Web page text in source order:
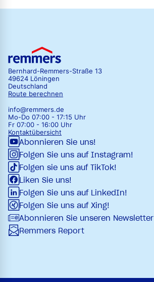
Bernhard-Remmers-Straße 13
49624 Löningen
Deutschland
Route berechnen
info@remmers.de
Mo-Do 07:00 - 17:15 Uhr
Fr 07:00 - 16:00 Uhr
Kontaktübersicht
Abonnieren Sie uns!
Folgen Sie uns auf Instagram!
Folgen sie uns auf TikTok!
Liken Sie uns!
Folgen Sie uns auf LinkedIn!
Folgen Sie uns auf Xing!
Abonnieren Sie unseren Newsletter
Remmers Report